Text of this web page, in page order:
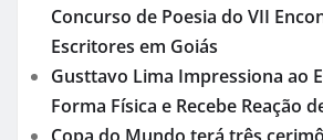
Concurso de Poesia do VII
Escritores em Goiás
Gusttavo Lima Impressiona ao
Forma Física e Recebe Reação